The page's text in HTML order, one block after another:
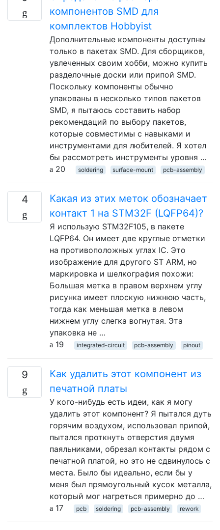
компонентов SMD для
комплектов Hobbyist
Дополнительные компоненты доступны
только в пакетах SMD. Для сборщиков,
увлеченных своим хобби, можно купить
разделочные доски или припой SMD.
Поскольку компоненты обычно
упакованы в несколько типов пакетов
SMD, я пытаюсь составить набор
рекомендаций по выбору пакетов,
которые совместимы с навыками и
инструментами для любителей. Я хотел
бы рассмотреть инструменты уровня …
20
soldering surface-mount pcb-assembly
4
Какая из этих меток обозначает
контакт 1 на STM32F (LQFP64)?
Я использую STM32F105, в пакете
LQFP64. Он имеет две круглые отметки
на противоположных углах IC. Это
изображение для другого ST ARM, но
маркировка и шелкография похожи:
Большая метка в правом верхнем углу
рисунка имеет плоскую нижнюю часть,
тогда как меньшая метка в левом
нижнем углу слегка вогнутая. Эта
упаковка не …
19
integrated-circuit pcb-assembly pinout
9
Как удалить этот компонент из
печатной платы
У кого-нибудь есть идеи, как я могу
удалить этот компонент? Я пытался дуть
горячим воздухом, использовал припой,
пытался проткнуть отверстия двумя
паяльниками, обрезал контакты рядом с
печатной платой, но это не сдвинулось с
места. Было бы идеально, если бы у
меня был прямоугольный кусок металла,
который мог нагреться примерно до …
17
pcb soldering pcb-assembly rework